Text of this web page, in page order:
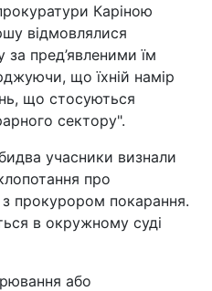
Каріною
відмовлялися
пред’явленими їм
що їхній намір
що стосуються
сектору".
учасники визнали
про
прокурором покарання.
в окружному суді
або